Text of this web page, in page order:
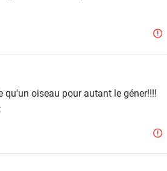
oiseau pour autant le géner!!!!